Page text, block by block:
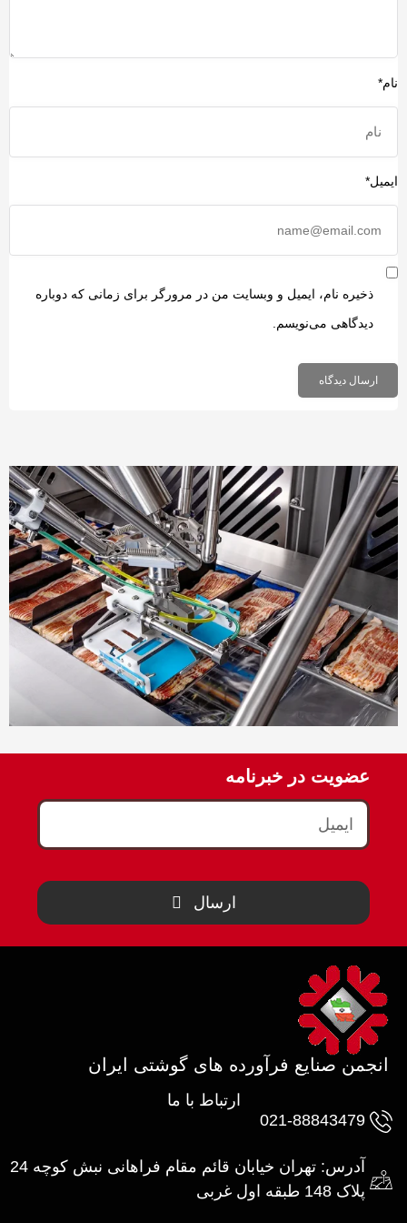
ذخیره نام، ایمیل و وبسایت من در مرورگر برای زمانی که دوباره
دیدگاهی می‌نویسم.
عضویت در خبرنامه
ارسال
انجمن صنایع فرآورده های گوشتی ایران
ارتباط با ما
021-88843479
آدرس: تهران خیابان قائم مقام فراهانی نبش کوچه 24
پلاک 148 طبقه اول غربی